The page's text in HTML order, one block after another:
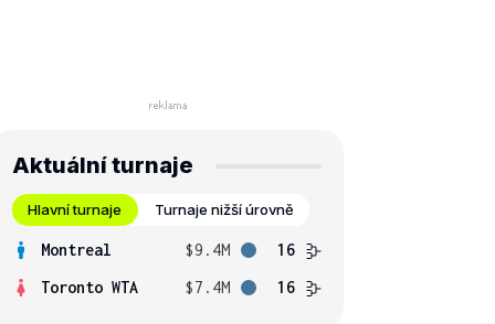
Aktuální turnaje
Hlavní turnaje Turnaje nižší úrovně
Montreal $9.4M
16
Toronto WTA
$7.4M 16